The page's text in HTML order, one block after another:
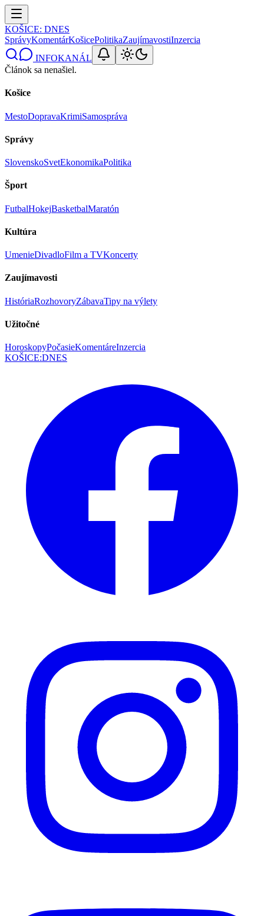
KOŠICE: DNES
SprávyKomentárKošicePolitikaZaujímavostiInzercia
INFOKANÁL
Článok sa nenašiel.
Košice
MestoDopravaKrimiSamospráva
Správy
SlovenskoSvetEkonomikaPolitika
Šport
FutbalHokejBasketbalMaratón
Kultúra
UmenieDivadloFilm a TVKoncerty
Zaujímavosti
HistóriaRozhovoryZábavaTipy na výlety
Užitočné
HoroskopyPočasieKomentáreInzercia
KOŠICE:DNES